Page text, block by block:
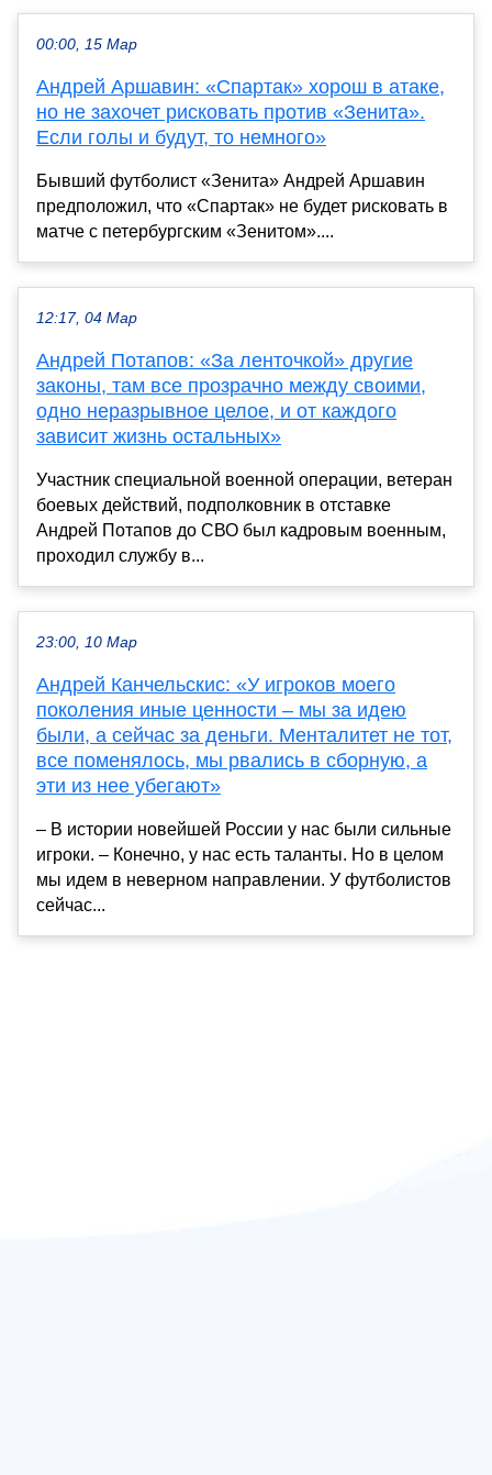
00:00, 15 Мар
Андрей Аршавин: «Спартак» хорош в атаке,
но не захочет рисковать против «Зенита».
Если голы и будут, то немного»
Бывший футболист «Зенита» Андрей Аршавин
предположил, что «Спартак» не будет рисковать в
матче с петербургским «Зенитом»....
12:17, 04 Мар
Андрей Потапов: «За ленточкой» другие
законы, там все прозрачно между своими,
одно неразрывное целое, и от каждого
зависит жизнь остальных»
Участник специальной военной операции, ветеран
боевых действий, подполковник в отставке
Андрей Потапов до СВО был кадровым военным,
проходил службу в...
23:00, 10 Мар
Андрей Канчельскис: «У игроков моего
поколения иные ценности – мы за идею
были, а сейчас за деньги. Менталитет не тот,
все поменялось, мы рвались в сборную, а
эти из нее убегают»
– В истории новейшей России у нас были сильные
игроки. – Конечно, у нас есть таланты. Но в целом
мы идем в неверном направлении. У футболистов
сейчас...